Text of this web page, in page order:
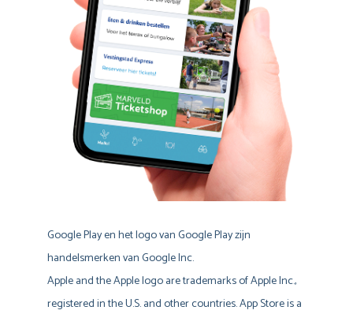
Google Play en het logo van Google Play zijn
handelsmerken van Google Inc.
Apple and the Apple logo are trademarks of Apple Inc.,
registered in the U.S. and other countries. App Store is a